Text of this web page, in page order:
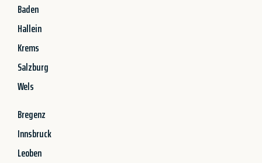
Baden
Hallein
Krems
Salzburg
Wels
Bregenz
Innsbruck
Leoben